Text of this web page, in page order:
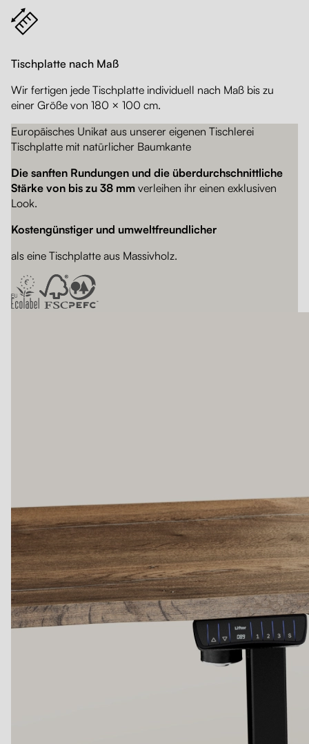
Tischplatte nach Maß
Wir fertigen jede Tischplatte individuell nach Maß bis zu
einer Größe von 180 × 100 cm.
Europäisches Unikat aus unserer eigenen Tischlerei
Tischplatte mit natürlicher Baumkante
Die sanften Rundungen und die überdurchschnittliche
Stärke von bis zu 38 mm verleihen ihr einen exklusiven
Look.
Kostengünstiger und umweltfreundlicher
als eine Tischplatte aus Massivholz.